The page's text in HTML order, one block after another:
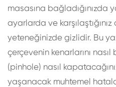
masasına bağladığınızda
ayarlarda ve karşılaştığınız
yeteneğinizde gizlidir. Bu
çerçevenin kenarlarını
(pinhole) nasıl
yaşanacak muhtemel